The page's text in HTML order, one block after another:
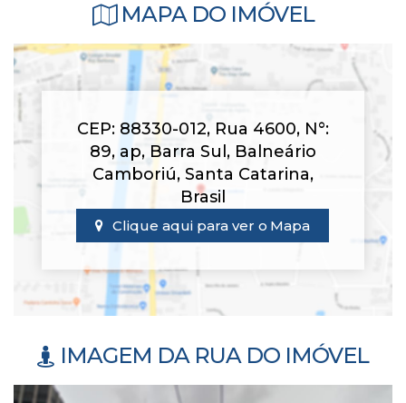
MAPA DO IMÓVEL
CEP: 88330-012, Rua 4600, N°:
89, ap, Barra Sul, Balneário
Camboriú, Santa Catarina,
Brasil
Clique aqui para ver o Mapa
IMAGEM DA RUA DO IMÓVEL